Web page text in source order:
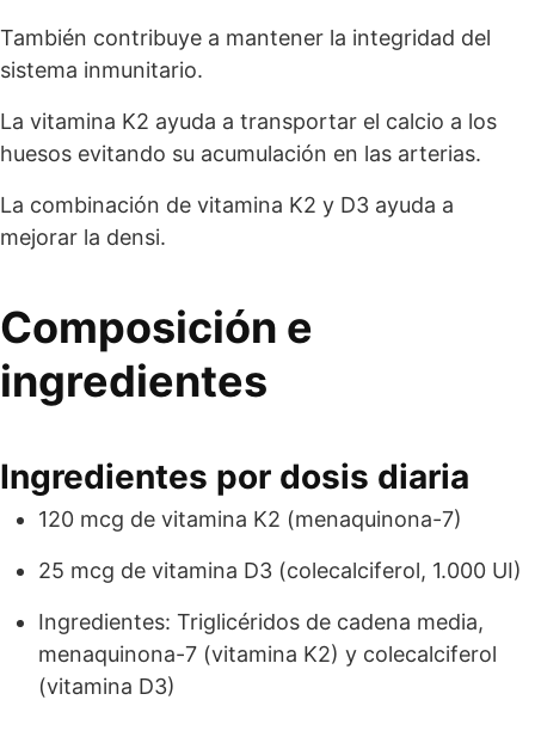
También contribuye a mantener la integridad del
sistema inmunitario.
La vitamina K2 ayuda a transportar el calcio a los
huesos evitando su acumulación en las arterias.
La combinación de vitamina K2 y D3 ayuda a
mejorar la densi.
Composición e
ingredientes
Ingredientes por dosis diaria
120 mcg de vitamina K2 (menaquinona-7)
25 mcg de vitamina D3 (colecalciferol, 1.000 UI)
Ingredientes: Triglicéridos de cadena media,
menaquinona-7 (vitamina K2) y colecalciferol
(vitamina D3)